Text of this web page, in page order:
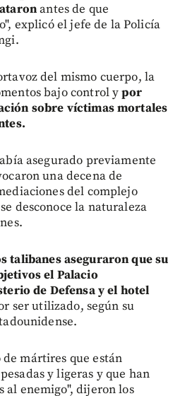
antes de que
explicó el jefe de la Policía
del mismo cuerpo, la
bajo control ypor
sobre víctimas mortales
asegurado previamente
una decena de
del complejo
desconoce la naturaleza
talibanes aseguraron que su
el Palacio
de Defensa y el hotel
ser utilizado, según su
mártires que están
y ligeras y que han
al enemigo", dijeron los